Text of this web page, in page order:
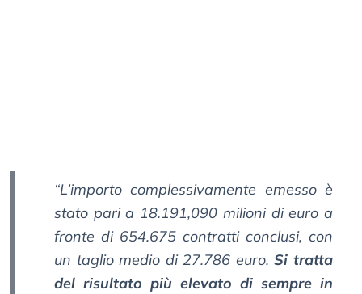
“L’importo complessivamente emesso è
stato pari a 18.191,090 milioni di euro a
fronte di 654.675 contratti conclusi, con
un taglio medio di 27.786 euro.Si tratta
del risultato più elevato di sempre in